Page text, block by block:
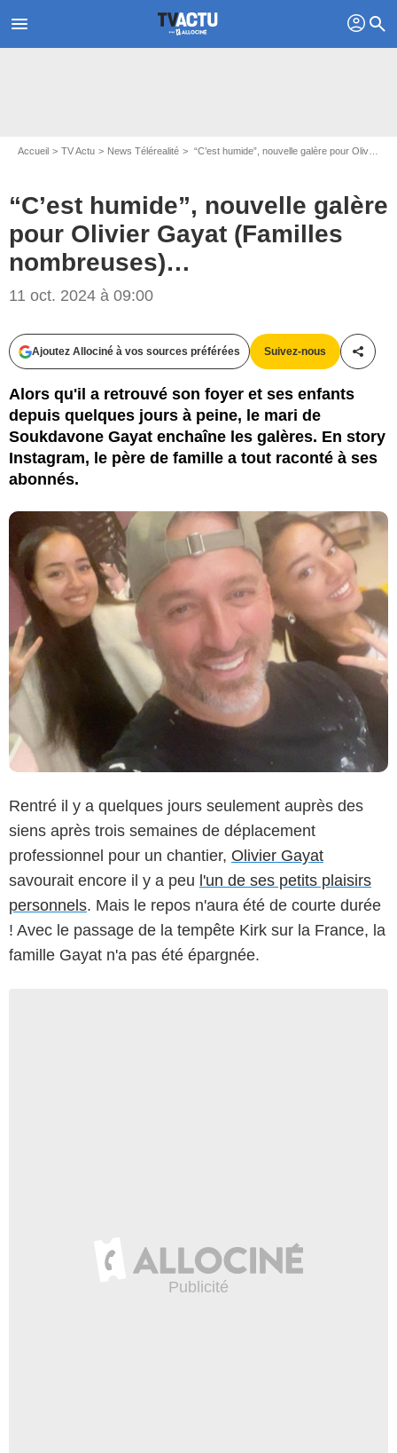
menu profil search
Accueil TV Actu News Télérealité “C’est humide”, nouvelle galère pour Olivier Gayat (Familles nombreuses)…
“C’est humide”, nouvelle galère
pour Olivier Gayat (Familles
nombreuses)…
11 oct. 2024 à 09:00
Ajoutez Allociné à vos sources préférées Suivez-nous
Alors qu'il a retrouvé son foyer et ses enfants
depuis quelques jours à peine, le mari de
Soukdavone Gayat enchaîne les galères. En story
Instagram, le père de famille a tout raconté à ses
abonnés.
Instagram @oliviergayat
Rentré il y a quelques jours seulement auprès des
siens après trois semaines de déplacement
professionnel pour un chantier, Olivier Gayat
savourait encore il y a peu l'un de ses petits plaisirs
personnels. Mais le repos n'aura été de courte durée
! Avec le passage de la tempête Kirk sur la France, la
famille Gayat n'a pas été épargnée.